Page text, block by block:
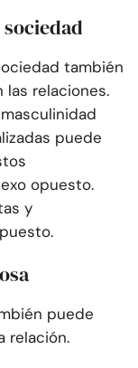
también
relaciones.
puede
opuesto.
y
puede
relación.